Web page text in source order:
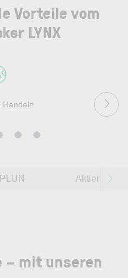
Vorteile vom
LYNX
Handeln
Aktien im
– mit unseren